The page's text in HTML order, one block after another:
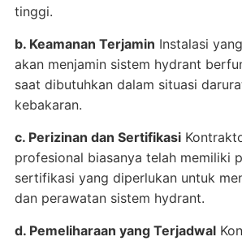
tinggi.
b. Keamanan Terjamin Instalasi
akan menjamin sistem hydrant
saat dibutuhkan dalam situasi
kebakaran.
c. Perizinan dan Sertifikasi
profesional biasanya telah memiliki
sertifikasi yang diperlukan untuk
dan perawatan sistem hydrant.
d. Pemeliharaan yang Terjadwal